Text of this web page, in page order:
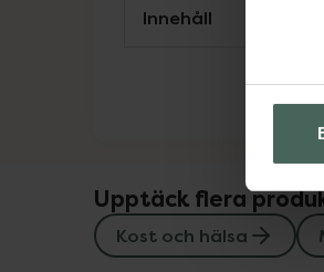
Innehåll
Upptäck flera
Kost och hälsa